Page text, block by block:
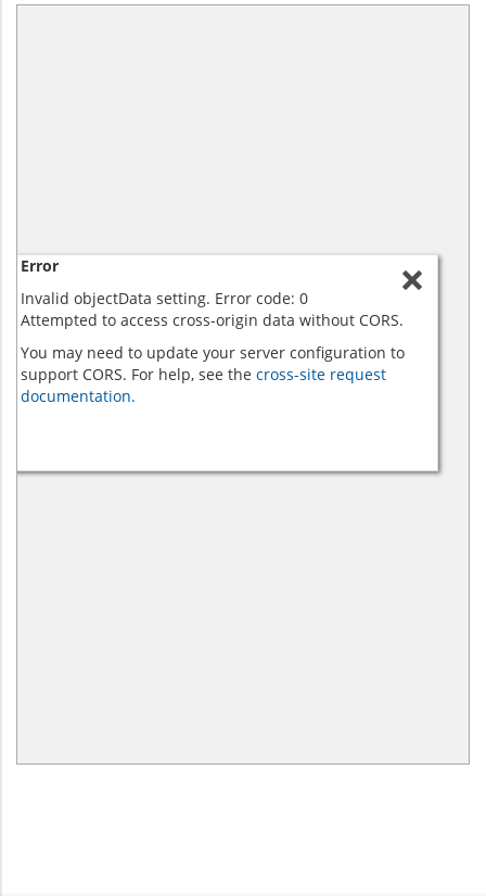
Error
Invalid objectData setting. Error code: 0
Attempted to access cross-origin data without CORS.
You may need to update your server configuration to
support CORS. For help, see the cross-site request
documentation.